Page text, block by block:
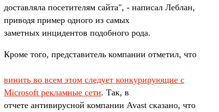
доставляла посетителям сайта", - написал Леблан,
приводя пример одного из самых
заметных инцидентов подобного рода.
Кроме того, представитель компании отметил, что
винить во всем этом следует конкурирующие с
Microsoft рекламные сети. Так, в
отчете антивирусной компании Avast сказано, что